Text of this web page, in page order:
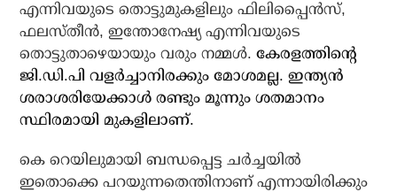
എന്നിവയുടെ തൊട്ടുമുകളിലും ഫിലിപ്പൈന്‍സ്,
ഫലസ്തീന്‍, ഇന്തോനേഷ്യ എന്നിവയുടെ
തൊട്ടുതാഴെയായും വരും നമ്മള്‍.കേരളത്തിന്റെ
ജി.ഡി.പി വളര്‍ച്ചാനിരക്കും മോശമല്ല. ഇന്ത്യന്‍
ശരാശരിയേക്കാള്‍ രണ്ടും മൂന്നും ശതമാനം
സ്ഥിരമായി മുകളിലാണ്.
കെ റെയിലുമായി ബന്ധപ്പെട്ട ചര്‍ച്ചയില്‍
ഇതൊക്കെ പറയുന്നതെന്തിനാണ് എന്നായിരിക്കും